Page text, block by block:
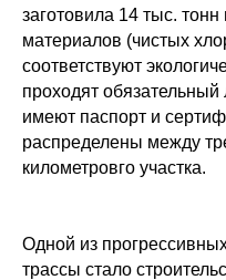
заготовила 14 тыс.
материалов (чистых
соответствуют
проходят
имеют паспорт и
распределены между
километровго участка.
Одной из
трассы стало